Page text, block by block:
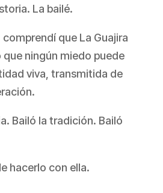
La bailé.
que La Guajira
ningún miedo puede
viva, transmitida de
Bailó la tradición. Bailó
hacerlo con ella.